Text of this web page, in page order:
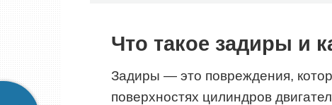
Что такое задиры и
Задиры — это повреждения,
поверхностях цилиндров